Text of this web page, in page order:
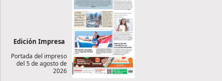
Edición Impresa
Portada del impreso
del 5 de agosto de
2026